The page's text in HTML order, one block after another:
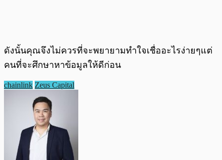
ดังนั้นคุณจึงไม่ควรที่จะพยายามทำใจเชื่ออะไรง่ายๆแต่
คนที่จะศึกษาหาข้อมูลให้ดีก่อน
chainlink Zeus Capital